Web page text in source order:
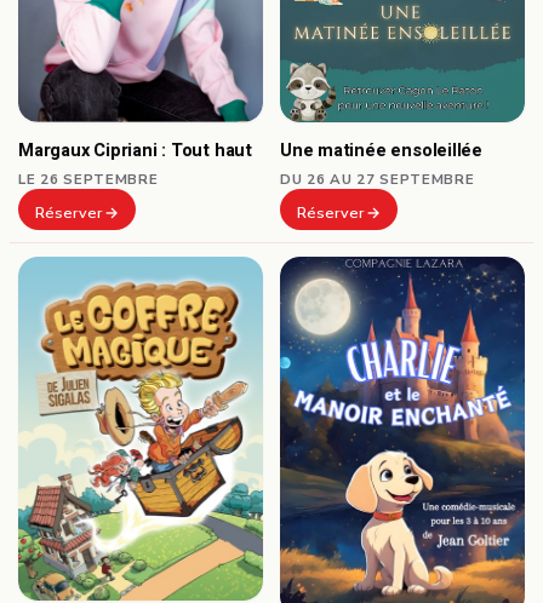
Margaux Cipriani : Tout haut
LE 26 SEPTEMBRE
Réserver
Une matinée ensoleillée
DU 26 AU 27 SEPTEMBRE
Réserver